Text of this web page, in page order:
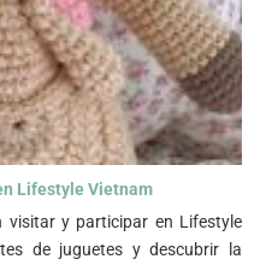
Vietnam">
Lifestyle Vietnam
visitar y participar en Lifestyle
de juguetes y descubrir la